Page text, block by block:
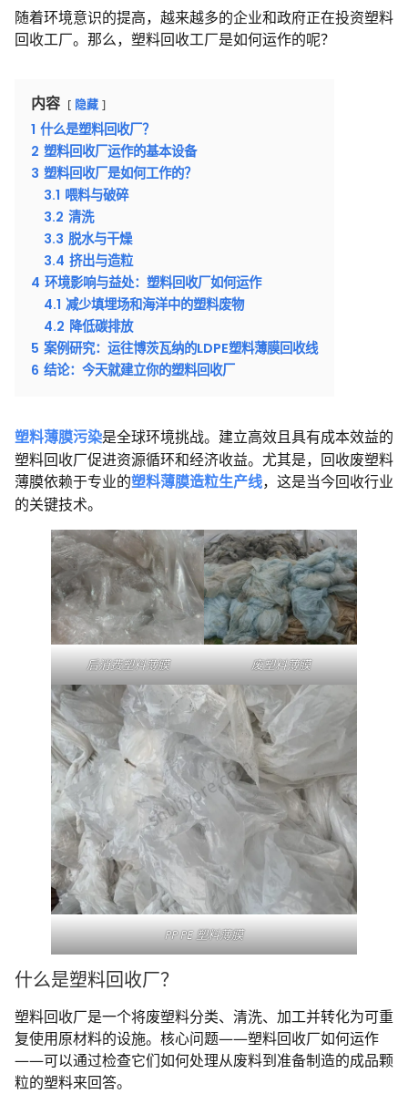
随着环境意识的提高，越来越多的企业和政府正在投资塑料
回收工厂。那么，塑料回收工厂是如何运作的呢？
内容 隐藏
1 什么是塑料回收厂？
2 塑料回收厂运作的基本设备
3 塑料回收厂是如何工作的？
3.1 喂料与破碎
3.2 清洗
3.3 脱水与干燥
3.4 挤出与造粒
4 环境影响与益处：塑料回收厂如何运作
4.1 减少填埋场和海洋中的塑料废物
4.2 降低碳排放
5 案例研究：运往博茨瓦纳的LDPE塑料薄膜回收线
6 结论：今天就建立你的塑料回收厂
塑料薄膜污染是全球环境挑战。建立高效且具有成本效益的
塑料回收厂促进资源循环和经济收益。尤其是，回收废塑料
薄膜依赖于专业的塑料薄膜造粒生产线，这是当今回收行业
的关键技术。
后消费塑料薄膜 废塑料薄膜
PP PE 塑料薄膜
什么是塑料回收厂？
塑料回收厂是一个将废塑料分类、清洗、加工并转化为可重
复使用原材料的设施。核心问题——塑料回收厂如何运作
——可以通过检查它们如何处理从废料到准备制造的成品颗
粒的塑料来回答。